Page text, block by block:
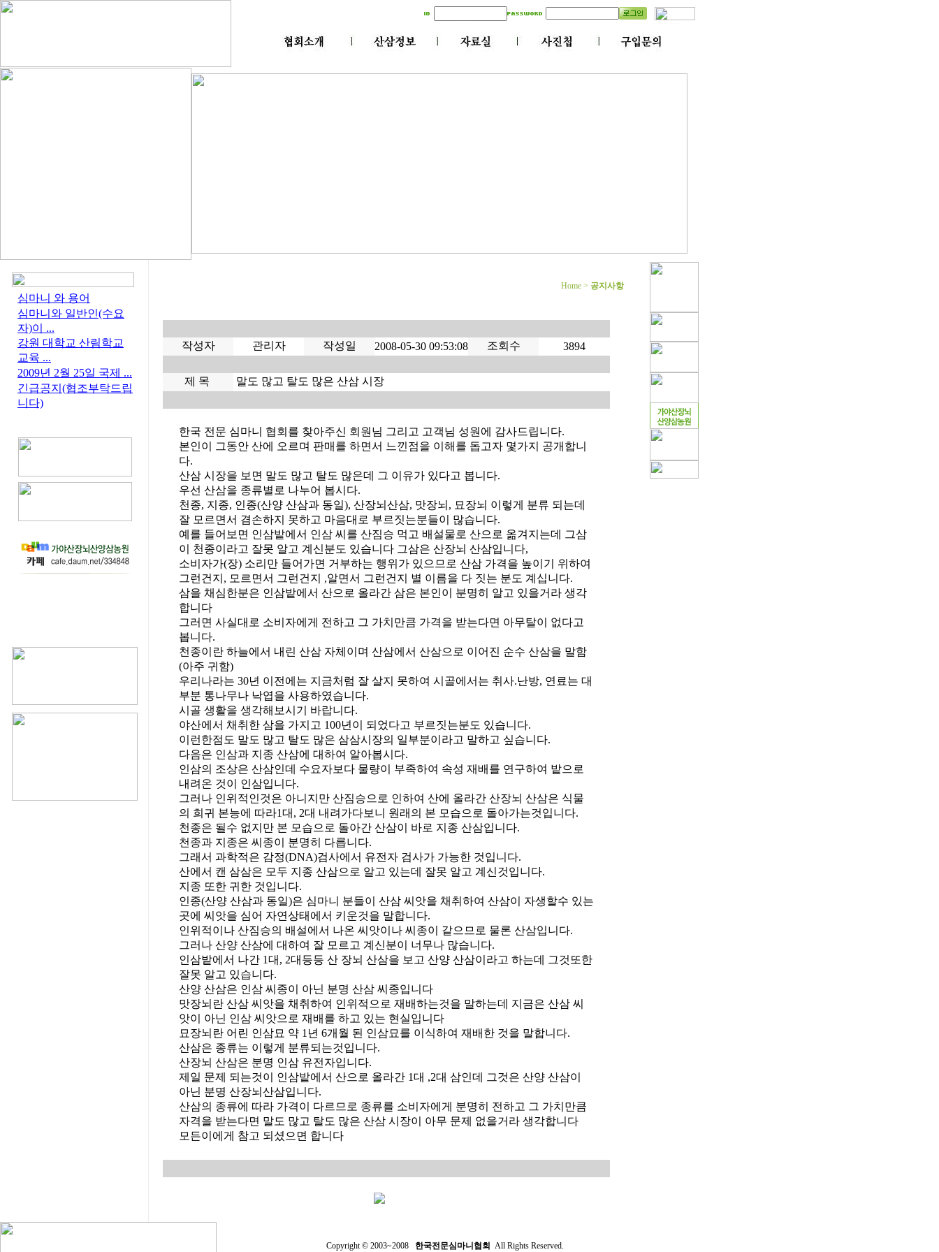
심마니 와 용어
심마니와 일반인(수요
자)이 ...
강원 대학교 산림학교
교육 ...
2009년 2월 25일 국제 ...
긴급공지(협조부탁드립
니다)
Home > 공지사항
작성자 관리자 작성일 2008-05-30 09:53:08 조회수 3894
제 목 말도 많고 탈도 많은 산삼 시장
한국 전문 심마니 협회를 찾아주신 회원님 그리고 고객님 성원에 감사드립니다.
본인이 그동안 산에 오르며 판매를 하면서 느낀점을 이해를 돕고자 몇가지 공개합니
다.
산삼 시장을 보면 말도 많고 탈도 많은데 그 이유가 있다고 봅니다.
우선 산삼을 종류별로 나누어 봅시다.
천종, 지종, 인종(산양 산삼과 동일), 산장뇌산삼, 맛장뇌, 묘장뇌 이렇게 분류 되는데
잘 모르면서 겸손하지 못하고 마음대로 부르짓는분들이 많습니다.
예를 들어보면 인삼밭에서 인삼 씨를 산짐승 먹고 배설물로 산으로 옮겨지는데 그삼
이 천종이라고 잘못 알고 계신분도 있습니다 그삼은 산장뇌 산삼입니다,
소비자가(장) 소리만 들어가면 거부하는 행위가 있으므로 산삼 가격을 높이기 위하여
그런건지, 모르면서 그런건지 ,알면서 그런건지 별 이름을 다 짓는 분도 계십니다.
삼을 채심한분은 인삼밭에서 산으로 올라간 삼은 본인이 분명히 알고 있을거라 생각
합니다
그러면 사실대로 소비자에게 전하고 그 가치만큼 가격을 받는다면 아무탈이 없다고
봅니다.
천종이란 하늘에서 내린 산삼 자체이며 산삼에서 산삼으로 이어진 순수 산삼을 말함
(아주 귀함)
우리나라는 30년 이전에는 지금처럼 잘 살지 못하여 시골에서는 취사.난방, 연료는 대
부분 통나무나 낙엽을 사용하였습니다.
시골 생활을 생각해보시기 바랍니다.
야산에서 채취한 삼을 가지고 100년이 되었다고 부르짓는분도 있습니다.
이런한점도 말도 많고 탈도 많은 삼삼시장의 일부분이라고 말하고 싶습니다.
다음은 인삼과 지종 산삼에 대하여 알아봅시다.
인삼의 조상은 산삼인데 수요자보다 물량이 부족하여 속성 재배를 연구하여 밭으로
내려온 것이 인삼입니다.
그러나 인위적인것은 아니지만 산짐승으로 인하여 산에 올라간 산장뇌 산삼은 식물
의 희귀 본능에 따라1대, 2대 내려가다보니 원래의 본 모습으로 돌아가는것입니다.
천종은 될수 없지만 본 모습으로 돌아간 산삼이 바로 지종 산삼입니다.
천종과 지종은 씨종이 분명히 다릅니다.
그래서 과학적은 감정(DNA)검사에서 유전자 검사가 가능한 것입니다.
산에서 캔 삼삼은 모두 지종 산삼으로 알고 있는데 잘못 알고 계신것입니다.
지종 또한 귀한 것입니다.
인종(산양 산삼과 동일)은 심마니 분들이 산삼 씨앗을 채취하여 산삼이 자생할수 있는
곳에 씨앗을 심어 자연상태에서 키운것을 말합니다.
인위적이나 산짐승의 배설에서 나온 씨앗이나 씨종이 같으므로 물론 산삼입니다.
그러나 산양 산삼에 대하여 잘 모르고 계신분이 너무나 많습니다.
인삼밭에서 나간 1대, 2대등등 산 장뇌 산삼을 보고 산양 산삼이라고 하는데 그것또한
잘못 알고 있습니다.
산양 산삼은 인삼 씨종이 아닌 분명 산삼 씨종입니다
맛장뇌란 산삼 씨앗을 채취하여 인위적으로 재배하는것을 말하는데 지금은 산삼 씨
앗이 아닌 인삼 씨앗으로 재배를 하고 있는 현실입니다
묘장뇌란 어린 인삼묘 약 1년 6개월 된 인삼묘를 이식하여 재배한 것을 말합니다.
산삼은 종류는 이렇게 분류되는것입니다.
산장뇌 산삼은 분명 인삼 유전자입니다.
제일 문제 되는것이 인삼밭에서 산으로 올라간 1대 ,2대 삼인데 그것은 산양 산삼이
아닌 분명 산장뇌산삼입니다.
산삼의 종류에 따라 가격이 다르므로 종류를 소비자에게 분명히 전하고 그 가치만큼
자격을 받는다면 말도 많고 탈도 많은 산삼 시장이 아무 문제 없을거라 생각합니다
모든이에게 참고 되셨으면 합니다
Copyright © 2003~2008 한국전문심마니협회 All Rights Reserved.